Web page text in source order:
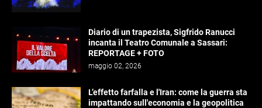
Diario di un trapezista, Sigfrido Ranucci
incanta il Teatro Comunale a Sassari:
REPORTAGE + FOTO
maggio 02, 2026
L’effetto farfalla e l'Iran: come la guerra sta
impattando sull'economia e la geopolitica